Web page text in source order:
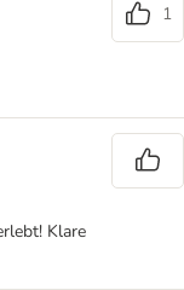
1
Klare